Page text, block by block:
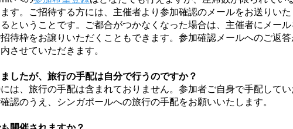
す。ご招待する方には、主催者より参加確認のメールをお送りい
ということです。ご都合がつかなくなった場合は、主催者にメー
待枠をお譲りいただくこともできます。参加確認メールへのご返
させていただきます。
したが、旅行の手配は自分で行うのですか？
は、旅行の手配は含まれておりません。参加者ご自身で手配して
認のうえ、シンガポールへの旅行の手配をお願いいたします。